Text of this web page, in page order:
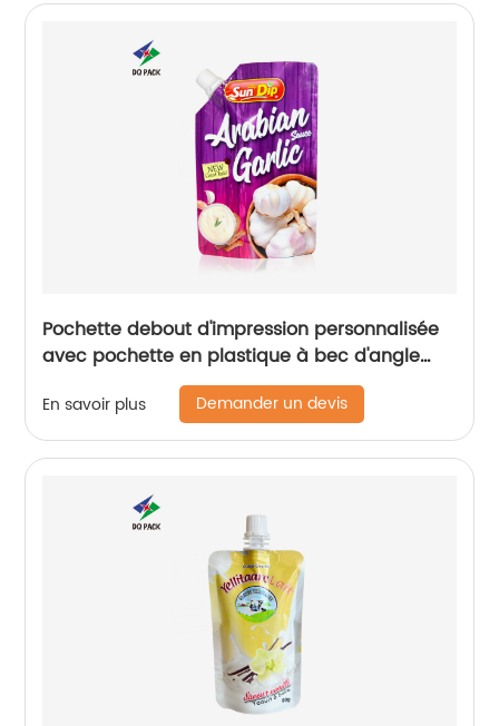
Pochette debout d'impression personnalisée
avec pochette en plastique à bec d'angle
pour sac d'emballage alimentaire de sauce à
l'oignon
En savoir plus Demander un devis